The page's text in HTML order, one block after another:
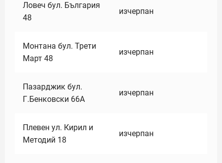
Ловеч бул. България
48
изчерпан
Монтана бул. Трети
Март 48
изчерпан
Пазарджик бул.
Г.Бенковски 66А
изчерпан
Плевен ул. Кирил и
Методий 18
изчерпан